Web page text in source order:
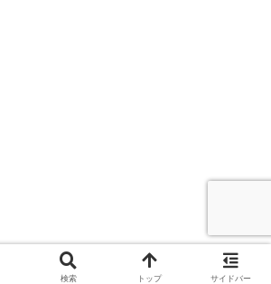
検索 トップ サイドバー